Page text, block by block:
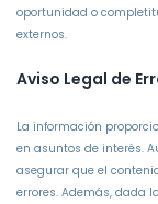
oportunidad o
externos.
Aviso Legal de
La información
en asuntos de interés.
asegurar que el
errores. Además, dada